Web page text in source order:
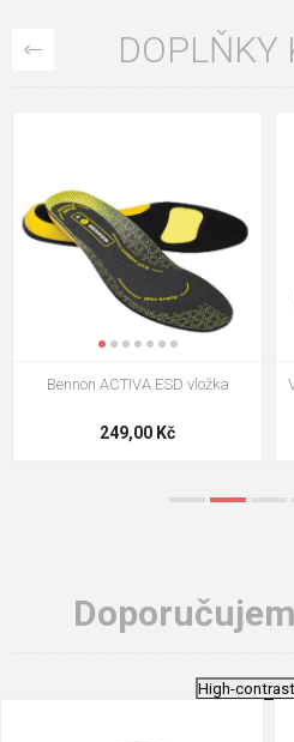
DOPLŇKY
VM Footwear 3009 Vkládací stélka
124,00 Kč
High-